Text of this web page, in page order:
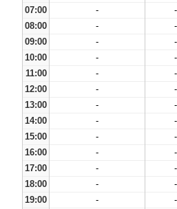
07:00
- -
08:00
- -
09:00
- -
10:00
- -
11:00
- -
12:00
- -
13:00
- -
14:00
- -
15:00
- -
16:00
- -
17:00
- -
18:00
- -
19:00
- -